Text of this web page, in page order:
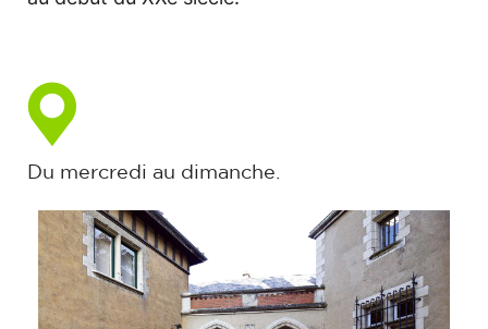
Du mercredi au dimanche.